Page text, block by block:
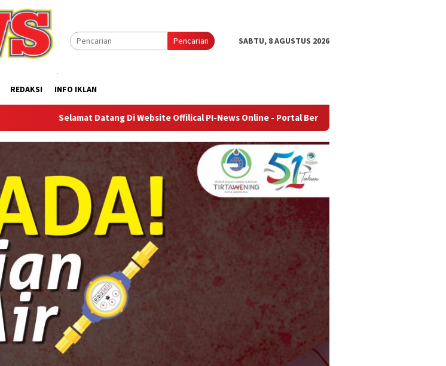
Pencarian
SABTU, 8 AGUSTUS 2026
REDAKSI INFO IKLAN
Selamat Datang Di Website Offilical PI-News Online - Portal Berita Terupdate & Terpercaya